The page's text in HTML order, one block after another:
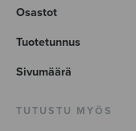
Osastot
Tuotetunnus
Sivumäärä
TUTUSTU MYÖS